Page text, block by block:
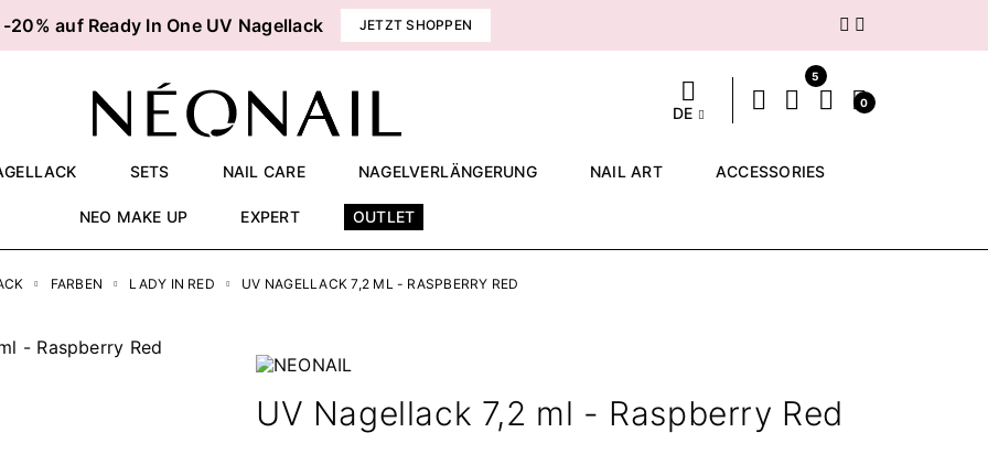
-20% auf Ready In One UV Nagellack JETZT SHOPPEN Weiter
DE
5
0
SETS NAIL CARE NAGELVERLÄNGERUNG NAIL ART ACCESSORIES
NEO MAKE UP EXPERT OUTLET
FARBEN LADY IN RED UV NAGELLACK 7,2 ML - RASPBERRY RED
UV Nagellack 7,2 ml - Raspberry Red